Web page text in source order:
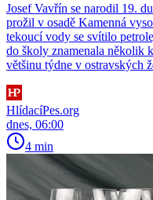
Josef Vavřín se narodil 19.
prožil v osadě Kamenná
tekoucí vody se svítilo
do školy znamenala několik
většinu týdne v ostravských
HlídacíPes.org
dnes, 06:00
4 min